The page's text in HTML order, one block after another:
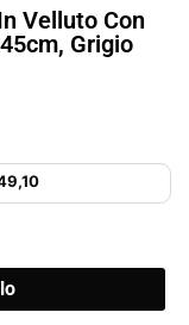
Velluto Con
Grigio